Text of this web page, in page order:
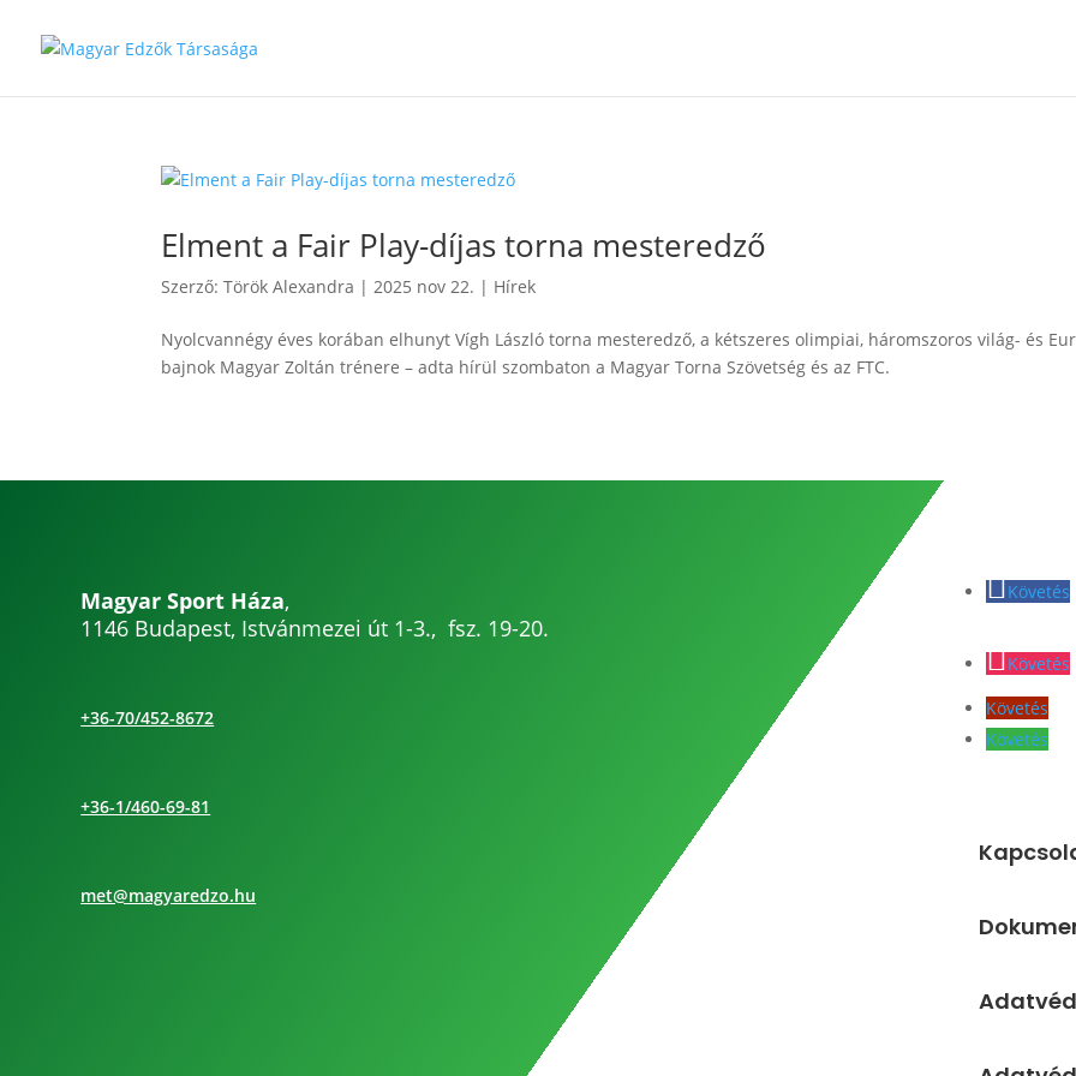
Elment a Fair Play-díjas torna mesteredző
Szerző:Török Alexandra |2025 nov 22. | Hírek
Nyolcvannégy éves korában elhunyt Vígh László torna mesteredző, a kétszeres olimpiai, háromszoros világ- és
bajnok Magyar Zoltán trénere – adta hírül szombaton a Magyar Torna Szövetség és az FTC.
Magyar Sport Háza,
1146 Budapest, Istvánmezei út 1-3., fsz. 19-20.
+36-70/452-8672
+36-1/460-69-81
met@magyaredzo.hu
Követés
Követés
Követés
Követés